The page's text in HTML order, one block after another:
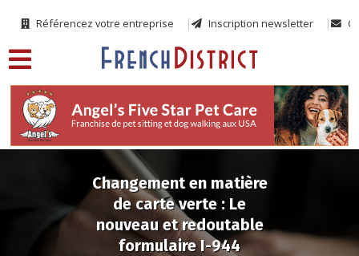
Référencez votre entreprise Inscription newsletter
Changement en matière
de carte verte : Le
nouveau et redoutable
formulaire I-944